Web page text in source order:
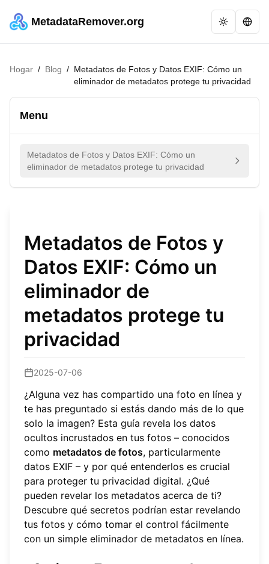
MetadataRemover.org
Hogar / Blog / Metadatos de Fotos y Datos EXIF: Cómo un
eliminador de metadatos protege tu privacidad
Menu
Metadatos de Fotos y Datos EXIF: Cómo un
eliminador de metadatos protege tu privacidad
Metadatos de Fotos y
Datos EXIF: Cómo un
eliminador de
metadatos protege tu
privacidad
2025-07-06
¿Alguna vez has compartido una foto en línea y
te has preguntado si estás dando más de lo que
solo la imagen? Esta guía revela los datos
ocultos incrustados en tus fotos – conocidos
como metadatos de fotos, particularmente
datos EXIF – y por qué entenderlos es crucial
para proteger tu privacidad digital. ¿Qué
pueden revelar los metadatos acerca de ti?
Descubre qué secretos podrían estar revelando
tus fotos y cómo tomar el control fácilmente
con un simple eliminador de metadatos en línea.